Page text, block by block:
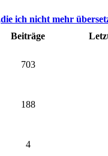
ich nicht mehr
Beiträge
703
188
4